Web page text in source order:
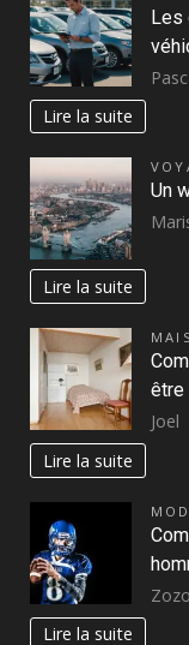
Les
Lire la suite
Un
Lire la suite
être
Joel
Lire la suite
Zozo
Lire la suite